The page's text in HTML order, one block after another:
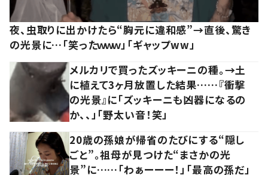
夜、虫取りに出かけたら“胸元に違和感”→直後、驚き
の光景に…「笑ったｗｗｗ」「ギャップww」
メルカリで買ったズッキーニの種。→土
に植えて3ヶ月放置した結果……『衝撃
の光景』に「ズッキーニも凶器になるの
か、、」「野太い音！笑」
20歳の孫娘が帰省のたびにする“隠し
ごと”。祖母が見つけた“まさかの光
景”に……「わぁーーー！」「最高の孫だ」